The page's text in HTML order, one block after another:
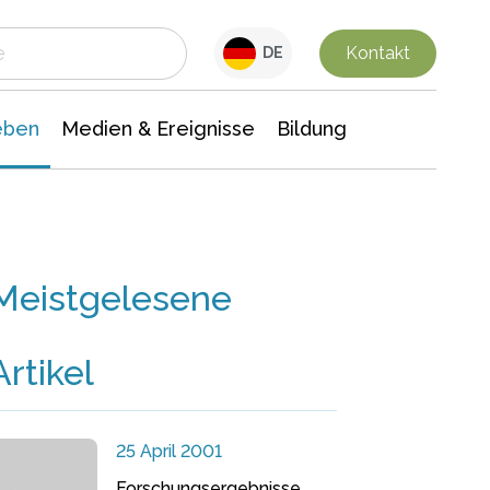
DE Kontakt
Medien & Ereignisse Bildung
25 April 2001